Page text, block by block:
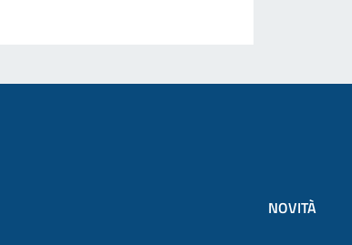
NOVITÀ